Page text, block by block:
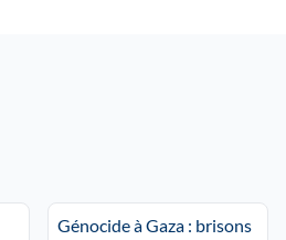
Génocide à Gaza : brisons